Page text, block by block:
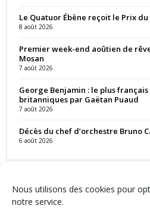
Nous utilisons des cookies pour
notre service.
Le Quatuor Ébène reçoit le Prix
8 août 2026
Premier week-end aoûtien de
Mosan
7 août 2026
George Benjamin : le plus
britanniques par Gaëtan Puaud
7 août 2026
Décès du chef d’orchestre Bruno
6 août 2026